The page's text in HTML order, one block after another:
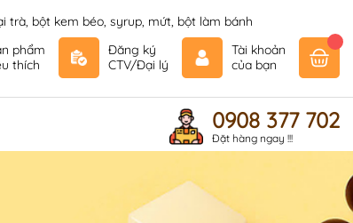
trà, bột kem béo, syrup, mứt, bột làm bánh
phẩm
thích
Đăng ký
CTV/Đại lý
Tài khoản
của bạn
0908 377 702
Đặt hàng ngay !!!